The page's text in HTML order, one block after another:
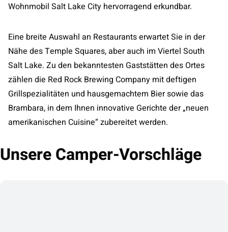
Wohnmobil Salt Lake City hervorragend erkundbar.
Eine breite Auswahl an Restaurants erwartet Sie in der
Nähe des Temple Squares, aber auch im Viertel South
Salt Lake. Zu den bekanntesten Gaststätten des Ortes
zählen die Red Rock Brewing Company mit deftigen
Grillspezialitäten und hausgemachtem Bier sowie das
Brambara, in dem Ihnen innovative Gerichte der „neuen
amerikanischen Cuisine“ zubereitet werden.
Unsere Camper-Vorschläge